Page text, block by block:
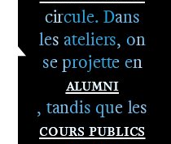
circule. Dans
les ateliers, on
se projette en
Alumni
, tandis que les
Cours publics